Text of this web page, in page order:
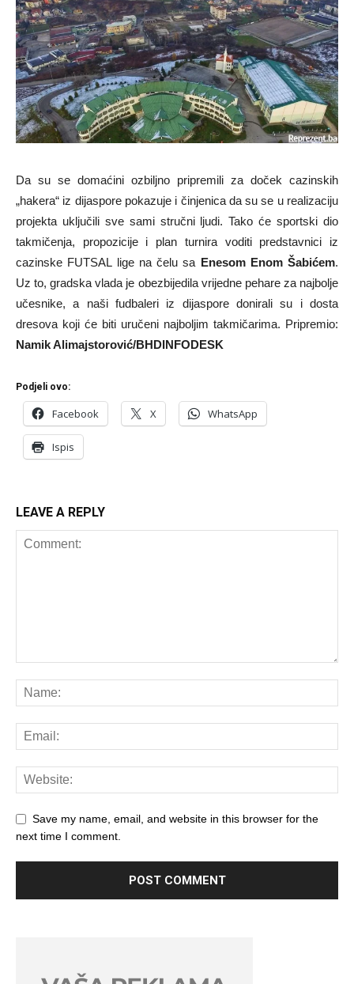
Da su se domaćini ozbiljno pripremili za doček cazinskih
„hakera“ iz dijaspore pokazuje i činjenica da su se u realizaciju
projekta uključili sve sami stručni ljudi. Tako će sportski dio
takmičenja, propozicije i plan turnira voditi predstavnici iz
cazinske FUTSAL lige na čelu sa Enesom Enom Šabićem.
Uz to, gradska vlada je obezbijedila vrijedne pehare za najbolje
učesnike, a naši fudbaleri iz dijaspore donirali su i dosta
dresova koji će biti uručeni najboljim takmičarima. Pripremio:
Namik Alimajstorović/BHDINFODESK
Podjeli ovo:
Facebook X WhatsApp
Ispis
LEAVE A REPLY
Save my name, email, and website in this browser for the
next time I comment.